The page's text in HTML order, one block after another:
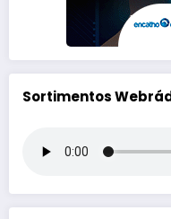
Sortimentos